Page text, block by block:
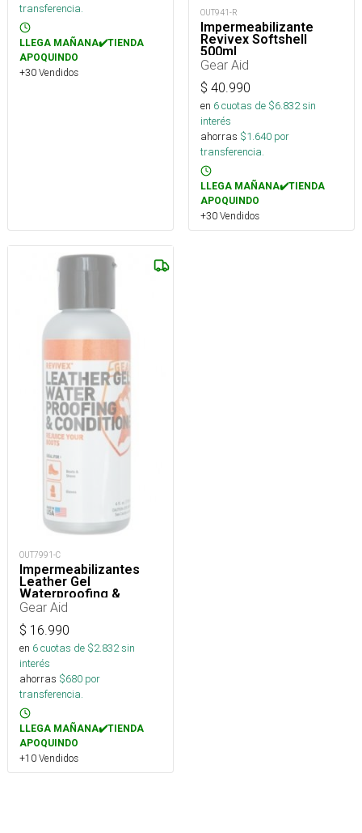
transferencia.
LLEGA MAÑANA✔️TIENDA
APOQUINDO
+30 Vendidos
OUT941-R
Impermeabilizante
Revivex Softshell
500ml
Gear Aid
$ 40.990
en 6cuotas de $6.832sin
interés
ahorras $1.640 por
transferencia.
LLEGA MAÑANA✔️TIENDA
APOQUINDO
+30 Vendidos
OUT7991-C
Impermeabilizantes
Leather Gel
Waterproofing &
Conditioner
Gear Aid
$ 16.990
en 6cuotas de $2.832sin
interés
ahorras $680 por
transferencia.
LLEGA MAÑANA✔️TIENDA
APOQUINDO
+10 Vendidos